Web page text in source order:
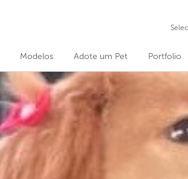
Modelos Adote um Pet Portfolio